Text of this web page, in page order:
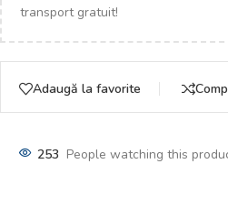
transport gratuit!
Adaugă la favorite
253 People watching this